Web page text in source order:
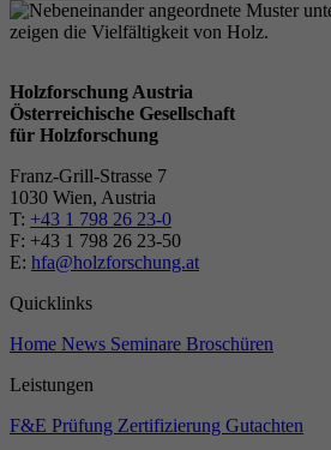
Holzforschung Austria
Österreichische Gesellschaft
für Holzforschung
Franz-Grill-Strasse 7
1030 Wien, Austria
T: +43 1 798 26 23-0
​​F: +43 1 798 26 23-50
E: hfa@holzforschung.at
Quicklinks
Home News Seminare Broschüren
Leistungen
F&E Prüfung Zertifizierung Gutachten